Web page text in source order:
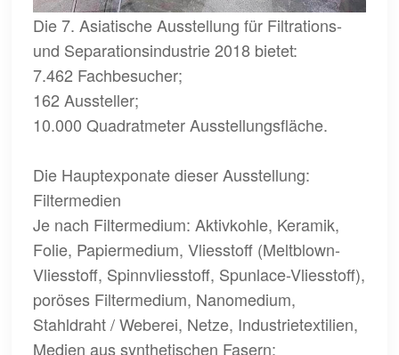
Die 7. Asiatische Ausstellung für Filtrations-
und Separationsindustrie 2018 bietet:
7.462 Fachbesucher;
162 Aussteller;
10.000 Quadratmeter Ausstellungsfläche.
Die Hauptexponate dieser Ausstellung:
Filtermedien
Je nach Filtermedium: Aktivkohle, Keramik,
Folie, Papiermedium, Vliesstoff (Meltblown-
Vliesstoff, Spinnvliesstoff, Spunlace-Vliesstoff),
poröses Filtermedium, Nanomedium,
Stahldraht / Weberei, Netze, Industrietextilien,
Medien aus synthetischen Fasern;